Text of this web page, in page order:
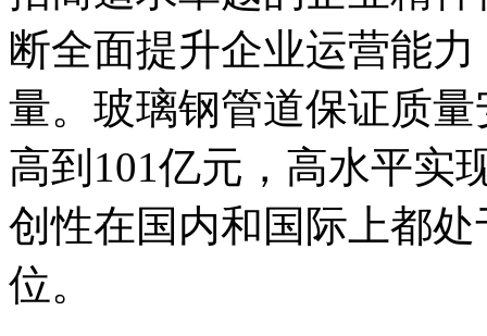
断全面提升企业运营能
量。玻璃钢管道保证质
高到101亿元，高水平实
创性在国内和国际上都
位。